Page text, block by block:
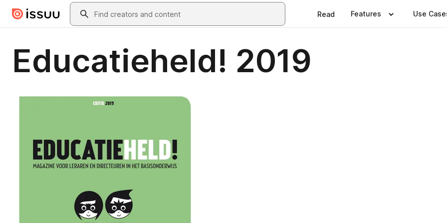
Skip to main contentSearch
Read Features Use
Educatieheld! 2019